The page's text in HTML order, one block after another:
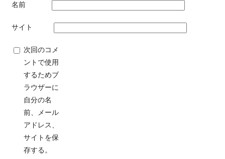
名前
サイト
次回のコメ
ントで使用
するためブ
ラウザーに
自分の名
前、メール
アドレス、
サイトを保
存する。